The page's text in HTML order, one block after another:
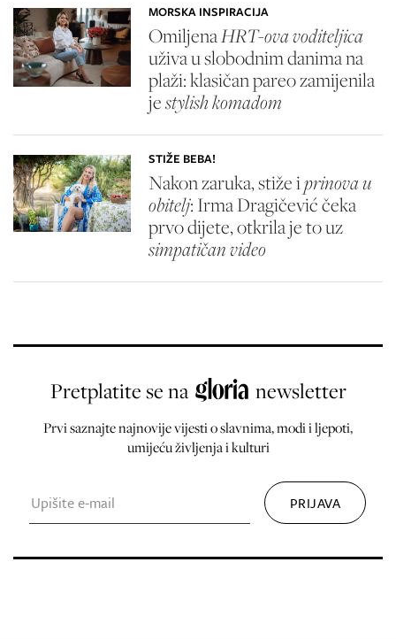
MORSKA INSPIRACIJA
OmiljenaHRT-ova voditeljica
uživa u slobodnim danima na
plaži: klasičan pareo zamijenila
jestylish komadom
STIŽE BEBA!
Nakon zaruka, stiže iprinova u
obitelj: Irma Dragičević čeka
prvo dijete, otkrila je to uz
simpatičan video
Pretplatite se na newsletter
Prvi saznajte najnovije vijesti o slavnima, modi i ljepoti,
umijeću življenja i kulturi